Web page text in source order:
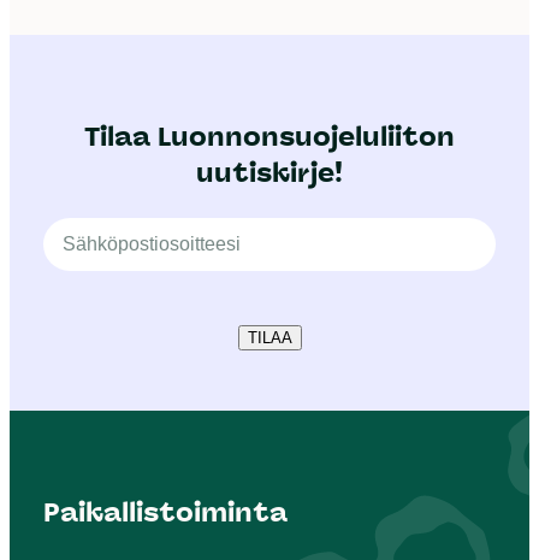
Tilaa Luonnonsuojeluliiton
uutiskirje!
TILAA
Paikallistoiminta